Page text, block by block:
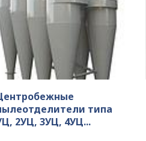
типа
2УЦ, 3УЦ, 4УЦ...